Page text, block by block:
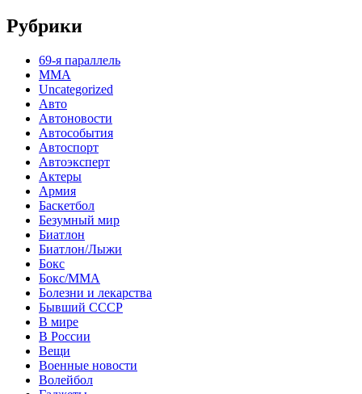
Рубрики
69-я параллель
MMA
Uncategorized
Авто
Автоновости
Автособытия
Автоспорт
Автоэксперт
Актеры
Армия
Баскетбол
Безумный мир
Биатлон
Биатлон/Лыжи
Бокс
Бокс/MMA
Болезни и лекарства
Бывший СССР
В мире
В России
Вещи
Военные новости
Волейбол